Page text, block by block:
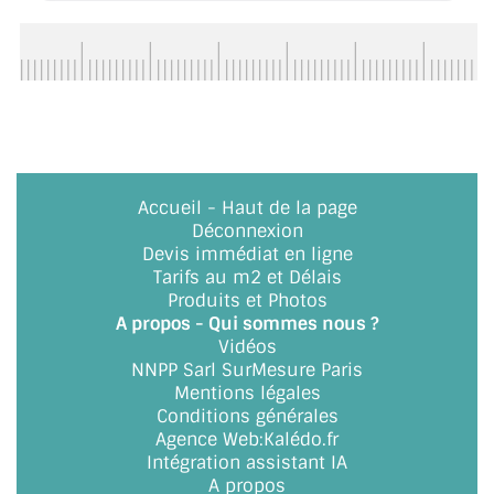
ACCESSOIRES & QUINCAILLERIE
LES PROFILS PAROI DE VERRE
VITRINE EN VERRE
CONNECTEURS ET ASSEMBLAGE DE VERRES
PLATS ET CORNIÈRES
LES CHARNIÈRES DE PORTE EN VERRE
BOUTONS ET POIGNÉES
Accueil - Haut de la page
Déconnexion
Devis immédiat en ligne
Tarifs au m2 et Délais
Produits et Photos
A propos - Qui sommes nous ?
Vidéos
NNPP Sarl SurMesure Paris
Mentions légales
Conditions générales
Agence Web:Kalédo.fr
Intégration assistant IA
A propos